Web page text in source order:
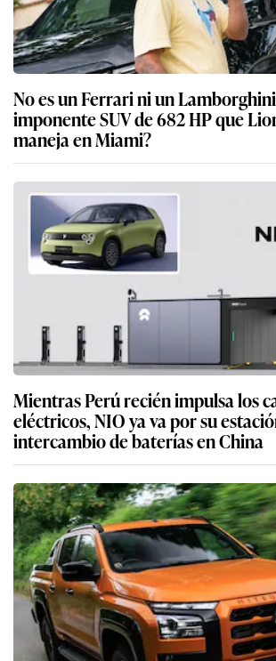
No es un Ferrari ni un
imponente SUV de 682 HP que
maneja en Miami?
Mientras Perú recién impulsa los
eléctricos, NIO ya va por su
intercambio de baterías en China